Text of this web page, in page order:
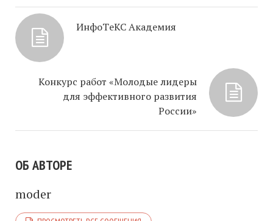
ИнфоTеКС Академия
Конкурс работ «Молодые лидеры
для эффективного развития
России»
ОБ АВТОРЕ
moder